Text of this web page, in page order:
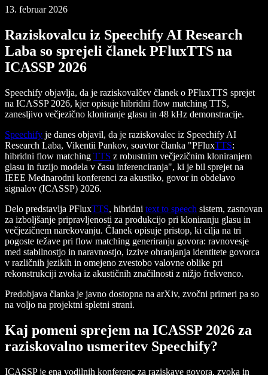
13. februar 2026
Raziskovalcu iz Speechify AI Research
Laba so sprejeli članek PFluxTTS na
ICASSP 2026
Speechify objavlja, da je raziskovalčev članek o PFluxTTS sprejet
na ICASSP 2026, kjer opisuje hibridni flow matching TTS,
zanesljivo večjezično kloniranje glasu in 48 kHz demonstracije.
Speechify je danes objavil, da je raziskovalec iz Speechify AI
Research Laba, Vikentii Pankov, soavtor članka "PFluxTTS:
hibridni flow matching TTS z robustnim večjezičnim kloniranjem
glasu in fuzijo modela v času inferenciranja", ki je bil sprejet na
IEEE Mednarodni konferenci za akustiko, govor in obdelavo
signalov (ICASSP) 2026.
Delo predstavlja PFluxTTS, hibridni text to speech sistem, zasnovan
za izboljšanje pripravljenosti za produkcijo pri kloniranju glasu in
večjezičnem narekovanju. Članek opisuje pristop, ki cilja na tri
pogoste težave pri flow matching generiranju govora: ravnovesje
med stabilnostjo in naravnostjo, izzive ohranjanja identitete govorca
v različnih jezikih in omejeno zvestobo valovne oblike pri
rekonstrukciji zvoka iz akustičnih značilnosti z nižjo frekvenco.
Predobjava članka je javno dostopna na arXiv, zvočni primeri pa so
na voljo na projektni spletni strani.
Kaj pomeni sprejem na ICASSP 2026 za
raziskovalno usmeritev Speechify?
ICASSP je ena vodilnih konferenc za raziskave govora, zvoka in